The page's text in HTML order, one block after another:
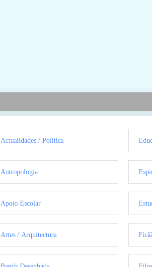
Actualidades / Politica
Antropologia
Apoio Escolar
Artes / Arquitectura